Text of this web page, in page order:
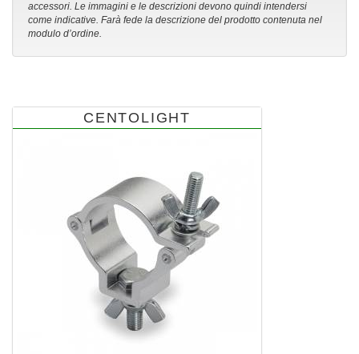
accessori. Le immagini e le descrizioni devono quindi intendersi
come indicative. Farà fede la descrizione del prodotto contenuta nel
modulo d’ordine.
CENTOLIGHT